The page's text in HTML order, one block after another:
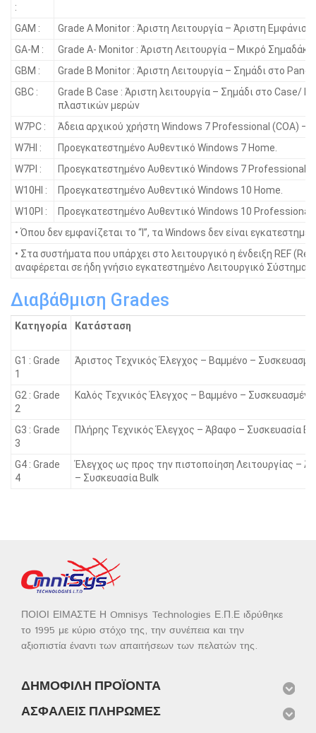
:
GAM :
Grade A Monitor : Άριστη Λειτουργία – Άριστη Εμφάνιση
GA-M :
Grade A- Monitor : Άριστη Λειτουργία – Μικρό
GBM :
Grade B Monitor : Άριστη Λειτουργία – Σημάδι στο
GBC :
Grade B Case : Άριστη λειτουργία – Σημάδι στο Case/
πλαστικών μερών
W7PC :
Άδεια αρχικού χρήστη Windows 7 Professional (COA) –
W7HI :
Προεγκατεστημένο Αυθεντικό Windows 7 Home.
W7PI :
Προεγκατεστημένο Αυθεντικό Windows 7 Professional.
W10HI :
Προεγκατεστημένο Αυθεντικό Windows 10 Home.
W10PI :
Προεγκατεστημένο Αυθεντικό Windows 10 Professional.
• Όπου δεν εμφανίζεται το “I”, τα Windοws δεν είναι
• Στα συστήματα που υπάρχει στο λειτουργικό η ένδειξη REF
αναφέρεται σε ήδη γνήσιο εγκατεστημένο Λειτουργικό Σύστημα.
Διαβάθμιση Grades
Κατηγορία Κατάσταση
G1 : Grade
1
Άριστος Τεχνικός Έλεγχος – Βαμμένο –
G2 : Grade
2
Καλός Τεχνικός Έλεγχος – Βαμμένο – Συσκευασμένο
G3 : Grade
3
Πλήρης Τεχνικός Έλεγχος – Άβαφο – Συσκευασία
G4 : Grade
4
Έλεγχος ως προς την πιστοποίηση Λειτουργίας –
– Συσκευασία Bulk
ΠΟΙΟΙ ΕΙΜΑΣΤΕ Η Omnisys Technologies Ε.Π.Ε ιδρύθηκε
το 1995 με κύριο στόχο της, την συνέπεια και την
αξιοπιστία έναντι των απαιτήσεων των πελατών της.
ΔΗΜΟΦΙΛΉ ΠΡΟΪΌΝΤΑ
ΑΣΦΑΛΕΊΣ ΠΛΗΡΩΜΈΣ